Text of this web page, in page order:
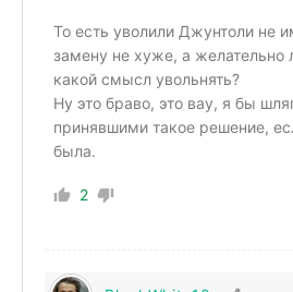
То есть уволили Джунтоли не
замену не хуже, а желательно
какой смысл увольнять?
Ну это браво, это вау, я бы
принявшими такое решение,
была.
2